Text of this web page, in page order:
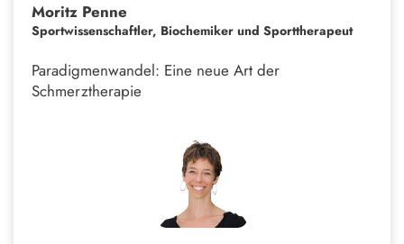
Moritz Penne
Sportwissenschaftler, Biochemiker und Sporttherapeut
Paradigmenwandel: Eine neue Art der
Schmerztherapie